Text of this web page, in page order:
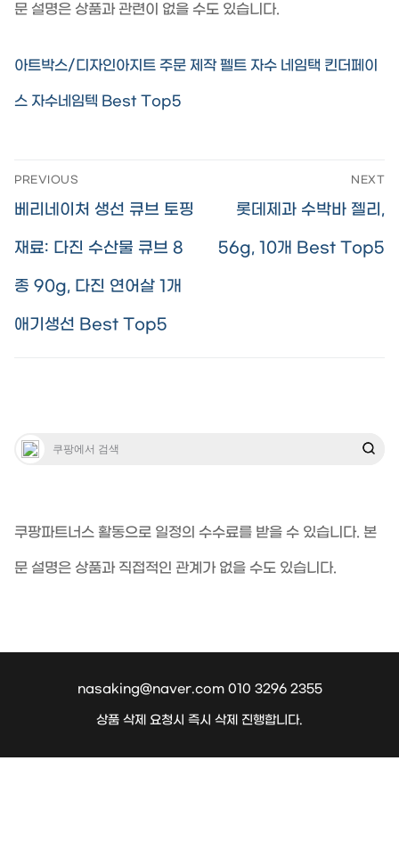
문 설명은 상품과 관련이 없을 수도 있습니다.
아트박스/디자인아지트 주문 제작 펠트 자수 네임택 킨더페이
스 자수네임텍 Best Top5
글
탐
색
PREVIOUS
Previous
post:
베리네이처 생선 큐브 토핑
재료: 다진 수산물 큐브 8
종 90g, 다진 연어살 1개
애기생선 Best Top5
NEXT
Next
post:
롯데제과 수박바 젤리,
56g, 10개 Best Top5
쿠팡파트너스 활동으로 일정의 수수료를 받을 수 있습니다. 본
문 설명은 상품과 직접적인 관계가 없을 수도 있습니다.
nasaking@naver.com 010 3296 2355
상품 삭제 요청시 즉시 삭제 진행합니다.